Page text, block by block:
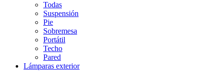
Todas
Suspensión
Pie
Sobremesa
Portátil
Techo
Pared
Lámparas exterior